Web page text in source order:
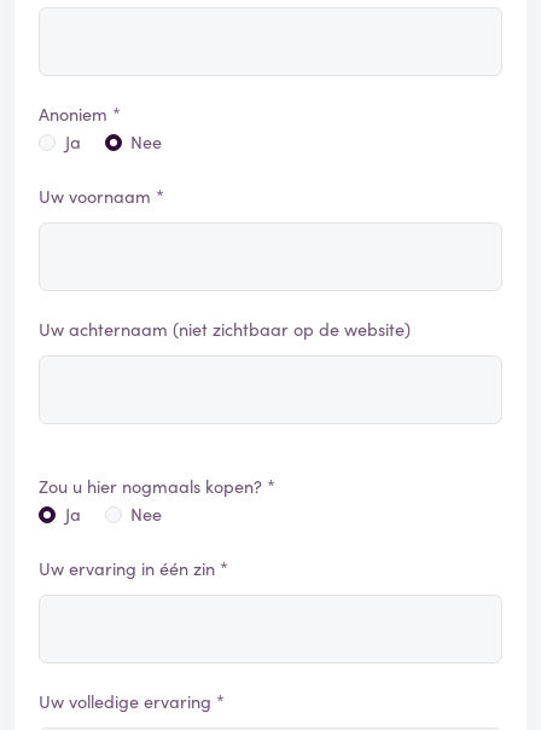
Anoniem *
Ja
Nee
Uw voornaam *
Uw achternaam (niet zichtbaar op de website)
Zou u hier nogmaals kopen? *
Ja
Nee
Uw ervaring in één zin *
Uw volledige ervaring *